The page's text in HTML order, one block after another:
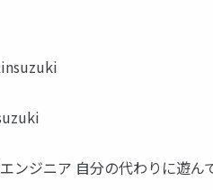
ンジニア 自分の代わりに遊